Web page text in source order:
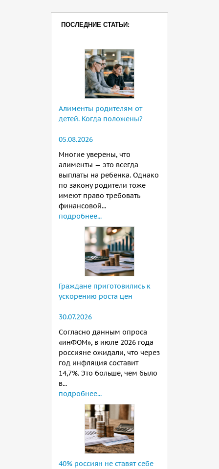
ПОСЛЕДНИЕ СТАТЬИ:
Алименты родителям от
детей. Когда положены?
05.08.2026
Многие уверены, что
алименты — это всегда
выплаты на ребенка. Однако
по закону родители тоже
имеют право требовать
финансовой...
подробнее...
Граждане приготовились к
ускорению роста цен
30.07.2026
Согласно данным опроса
«инФОМ», в июле 2026 года
россияне ожидали, что через
год инфляция составит
14,7%. Это больше, чем было
в...
подробнее...
40% россиян не ставят себе